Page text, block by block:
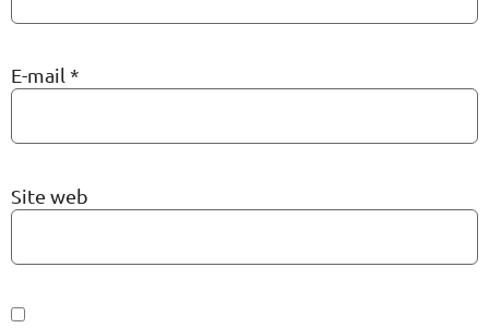
E-mail *
Site web